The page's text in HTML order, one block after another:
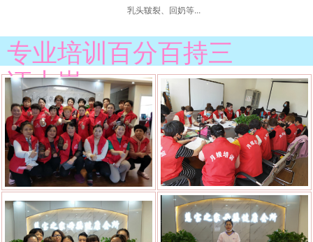
乳头皲裂、回奶等...
专业培训百分百持三
证上岗